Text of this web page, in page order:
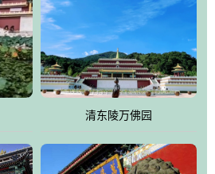
合旅游参观构成其主要使用功能；以苍
观构成其外部形象。通过墓园建设与造
建成一处特色鲜明、服务周全、环境优
文物古迹交相呼应的极具吸引力的花园
目前完成投资近12亿元人民币，园区采
界文化遗产地清东陵的和谐统一，在园
区建设的有机融合，充分发挥独一无二
清东陵万佛园